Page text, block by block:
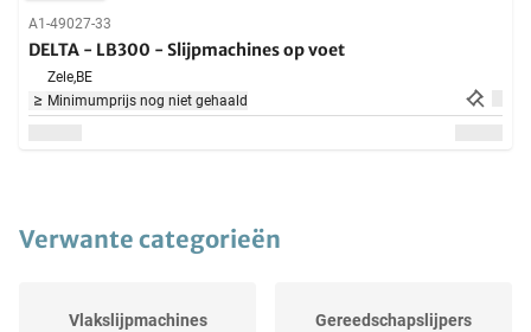
A1-49027-33
DELTA - LB300 - Slijpmachines op voet
Zele,BE
Minimumprijs nog niet gehaald
Verwante categorieën
Vlakslijpmachines Gereedschapslijpers